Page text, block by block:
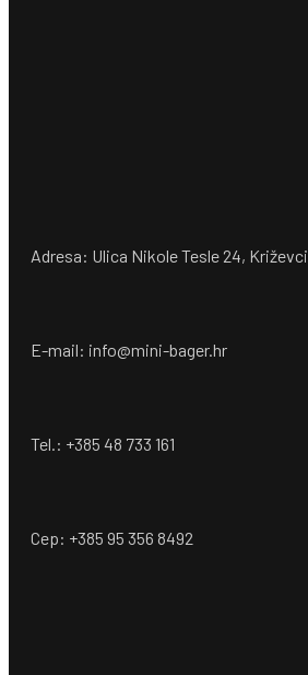
Adresa: Ulica Nikole Tesle 24, Križevci
E-mail: info@mini-bager.hr
Tel.: +385 48 733 161
Cep: +385 95 356 8492